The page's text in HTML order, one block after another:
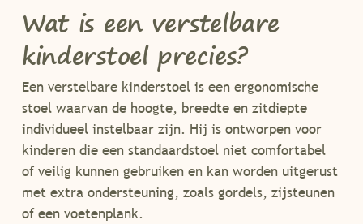
Wat is een verstelbare
kinderstoel precies?
Een verstelbare kinderstoel is een ergonomische
stoel waarvan de hoogte, breedte en zitdiepte
individueel instelbaar zijn. Hij is ontworpen voor
kinderen die een standaardstoel niet comfortabel
of veilig kunnen gebruiken en kan worden uitgerust
met extra ondersteuning, zoals gordels, zijsteunen
of een voetenplank.